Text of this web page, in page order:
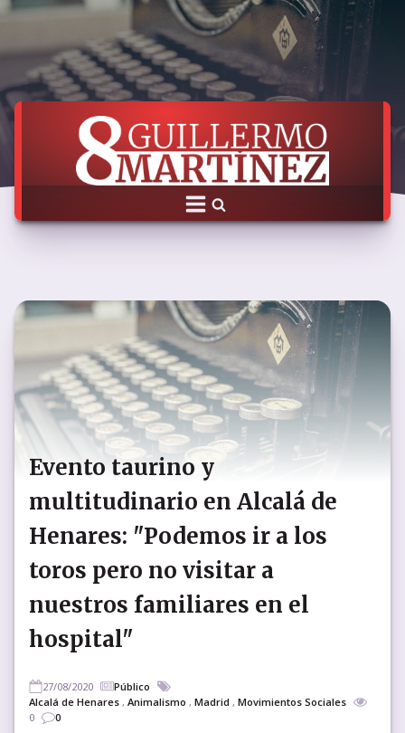
Evento taurino y
multitudinario en Alcalá de
Henares: "Podemos ir a los
toros pero no visitar a
nuestros familiares en el
hospital"
27/08/2020
Público
Alcalá de Henares , Animalismo , Madrid , Movimientos Sociales
0
0